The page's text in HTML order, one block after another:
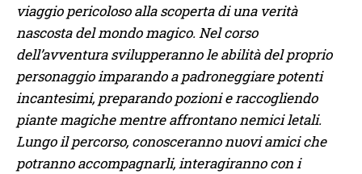
viaggio pericoloso alla scoperta di una verità
nascosta del mondo magico. Nel corso
dell’avventura svilupperanno le abilità del proprio
personaggio imparando a padroneggiare potenti
incantesimi, preparando pozioni e raccogliendo
piante magiche mentre affrontano nemici letali.
Lungo il percorso, conosceranno nuovi amici che
potranno accompagnarli, interagiranno con i